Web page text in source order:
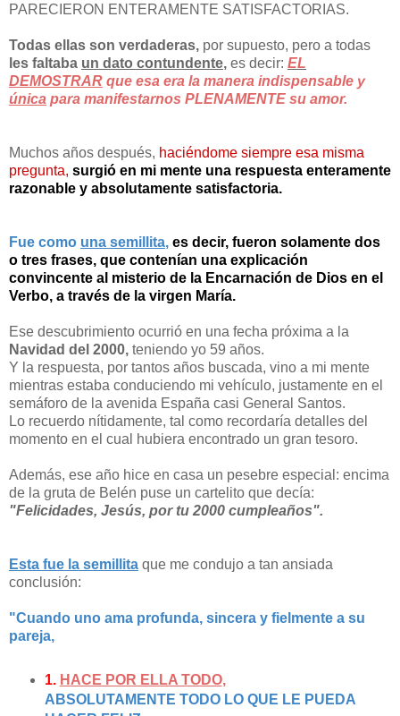
PARECIERON ENTERAMENTE SATISFACTORIAS.
Todas ellas son verdaderas, por supuesto, pero a todas
les faltaba un dato contundente, es decir: EL
DEMOSTRAR que esa era la manera indispensable y
única para manifestarnos PLENAMENTE su amor.
Muchos años después, haciéndome siempre esa misma
pregunta, surgió en mi mente una respuesta enteramente
razonable y absolutamente satisfactoria.
Fue como una semillita, es decir, fueron solamente dos
o tres frases, que contenían una explicación
convincente al misterio de la Encarnación de Dios en el
Verbo, a través de la virgen María.
Ese descubrimiento ocurrió en una fecha próxima a la
Navidad del 2000, teniendo yo 59 años.
Y la respuesta, por tantos años buscada, vino a mi mente
mientras estaba conduciendo mi vehículo, justamente en el
semáforo de la avenida España casi General Santos.
Lo recuerdo nítidamente, tal como recordaría detalles del
momento en el cual hubiera encontrado un gran tesoro.
Además, ese año hice en casa un pesebre especial: encima
de la gruta de Belén puse un cartelito que decía:
"Felicidades, Jesús, por tu 2000 cumpleaños".
Esta fue la semillita que me condujo a tan ansiada
conclusión:
"Cuando uno ama profunda, sincera y fielmente a su
pareja,
1. HACE POR ELLA TODO,
ABSOLUTAMENTE TODO LO QUE LE PUEDA